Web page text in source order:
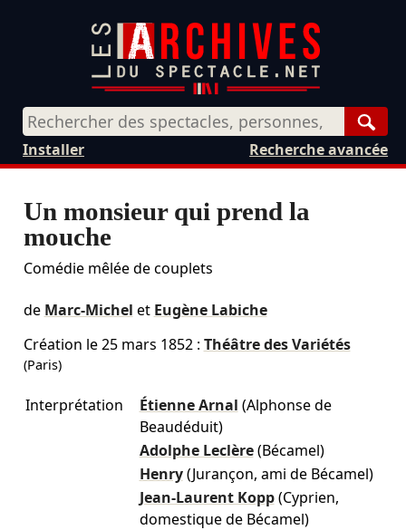
Recherche avancée
Installer
Un monsieur qui prend la
mouche
Comédie mêlée de couplets
de Marc-Michel et Eugène Labiche
Création le25 mars 1852: Théâtre des Variétés
(Paris)
Interprétation Étienne Arnal (Alphonse de
Beaudéduit)
Adolphe Leclère (Bécamel)
Henry (Jurançon, ami de Bécamel)
Jean-Laurent Kopp (Cyprien,
domestique de Bécamel)